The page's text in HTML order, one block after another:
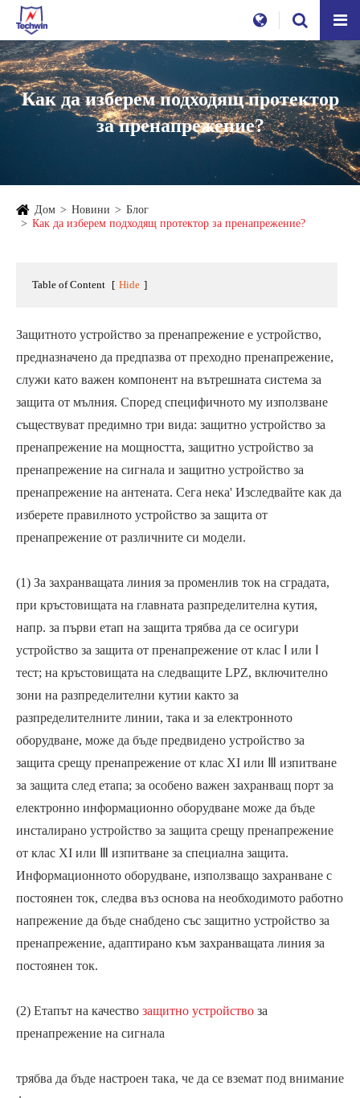
Как да изберем подходящ протектор
за пренапрежение?
Дом Новини
Блог
Как да изберем подходящ протектор за пренапрежение?
Table of Content [ Hide ]
Защитното устройство за пренапрежение е устройство,
предназначено да предпазва от преходно пренапрежение,
служи като важен компонент на вътрешната система за
защита от мълния. Според специфичното му използване
съществуват предимно три вида: защитно устройство за
пренапрежение на мощността, защитно устройство за
пренапрежение на сигнала и защитно устройство за
пренапрежение на антената. Сега нека' Изследвайте как да
изберете правилното устройство за защита от
пренапрежение от различните си модели.
(1) За захранващата линия за променлив ток на сградата,
при кръстовищата на главната разпределителна кутия,
напр. за първи етап на защита трябва да се осигури
устройство за защита от пренапрежение от клас Ⅰ или Ⅰ
тест; на кръстовищата на следващите LPZ, включително
зони на разпределителни кутии както за
разпределителните линии, така и за електронното
оборудване, може да бъде предвидено устройство за
защита срещу пренапрежение от клас ХІ или Ⅲ изпитване
за защита след етапа; за особено важен захранващ порт за
електронно информационно оборудване може да бъде
инсталирано устройство за защита срещу пренапрежение
от клас ХІ или Ⅲ изпитване за специална защита.
Информационното оборудване, използващо захранване с
постоянен ток, следва въз основа на необходимото работно
напрежение да бъде снабдено със защитно устройство за
пренапрежение, адаптирано към захранващата линия за
постоянен ток.
(2) Етапът на качество защитно устройство за
пренапрежение на сигнала
трябва да бъде настроен така, че да се вземат под внимание